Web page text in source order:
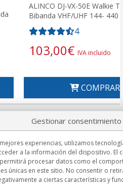
ALINCO DJ-VX-50E Walkie
Bibanda VHF/UHF 144- 440
4
103,00€ IVA incluido
COMPRAR
Información
Lu.-Vi. 9:00h -
Entrega en
Gestionar consentimiento
experiencias, utilizamos
a la información del dispositivo. El
procesar datos como el
únicas en este sitio. No consentir o
a ciertas características y